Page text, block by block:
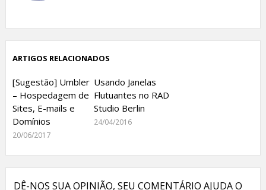
ARTIGOS RELACIONADOS
[Sugestão] Umbler
– Hospedagem de
Sites, E-mails e
Domínios
20/06/2017
Usando Janelas
Flutuantes no RAD
Studio Berlin
24/04/2016
DÊ-NOS SUA OPINIÃO, SEU COMENTÁRIO AJUDA O